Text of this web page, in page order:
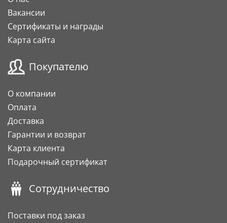
Вакансии
Сертификаты и награды
Карта сайта
Покупателю
О компании
Оплата
Доставка
Гарантии и возврат
Карта клиента
Подарочный сертификат
Сотрудничество
Поставки под заказ